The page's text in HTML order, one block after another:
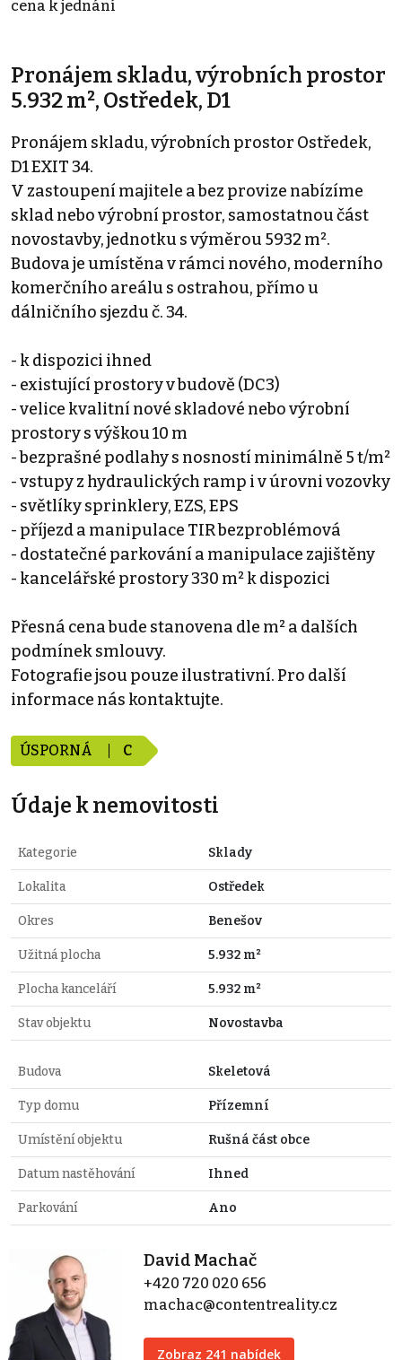
cena k jednání
Pronájem skladu, výrobních prostor
5.932 m², Ostředek, D1
Pronájem skladu, výrobních prostor Ostředek,
D1 EXIT 34.
V zastoupení majitele a bez provize nabízíme
sklad nebo výrobní prostor, samostatnou část
novostavby, jednotku s výměrou 5932 m².
Budova je umístěna v rámci nového, moderního
komerčního areálu s ostrahou, přímo u
dálničního sjezdu č. 34.
- k dispozici ihned
- existující prostory v budově (DC3)
- velice kvalitní nové skladové nebo výrobní
prostory s výškou 10 m
- bezprašné podlahy s nosností minimálně 5 t/m²
- vstupy z hydraulických ramp i v úrovni vozovky
- světlíky sprinklery, EZS, EPS
- příjezd a manipulace TIR bezproblémová
- dostatečné parkování a manipulace zajištěny
- kancelářské prostory 330 m² k dispozici
Přesná cena bude stanovena dle m² a dalších
podmínek smlouvy.
Fotografie jsou pouze ilustrativní. Pro další
informace nás kontaktujte.
ÚSPORNÁ C
Údaje k nemovitosti
Kategorie Sklady
Lokalita Ostředek
Okres Benešov
Užitná plocha 5.932 m²
Plocha kanceláří 5.932 m²
Stav objektu Novostavba
Budova Skeletová
Typ domu Přízemní
Umístění objektu Rušná část obce
Datum nastěhování Ihned
Parkování Ano
David Machač
+420 720 020 656
machac@contentreality.cz
Zobraz 241 nabídek